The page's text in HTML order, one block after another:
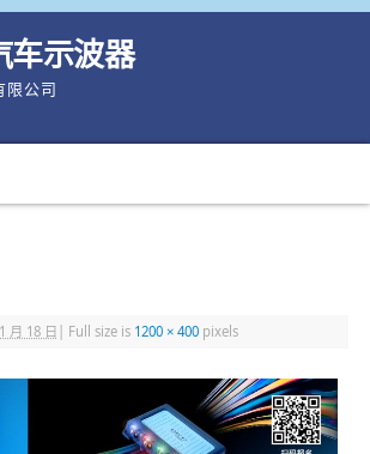
车示波器
限公司
月 18 日 Full size is 1200 × 400pixels